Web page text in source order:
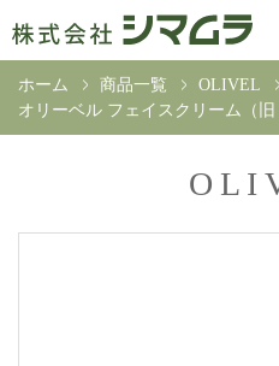
ホーム 商品一覧
OLIVEL
オリーベル フェイスクリーム（旧